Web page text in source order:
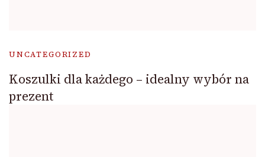
UNCATEGORIZED
Koszulki dla każdego – idealny wybór na
prezent